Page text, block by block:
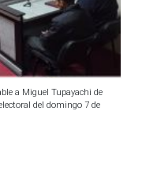
a Miguel Tupayachi de
del domingo 7 de